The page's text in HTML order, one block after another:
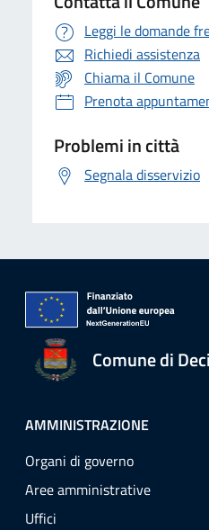
Leggi le domande
Richiedi assistenza
Chiama il Comune
Prenota
Problemi in città
Segnala disservizio
Comune di
AMMINISTRAZIONE
Organi di governo
Aree amministrative
Uffici